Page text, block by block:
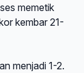
memetik
kembar 21-
menjadi 1-2.